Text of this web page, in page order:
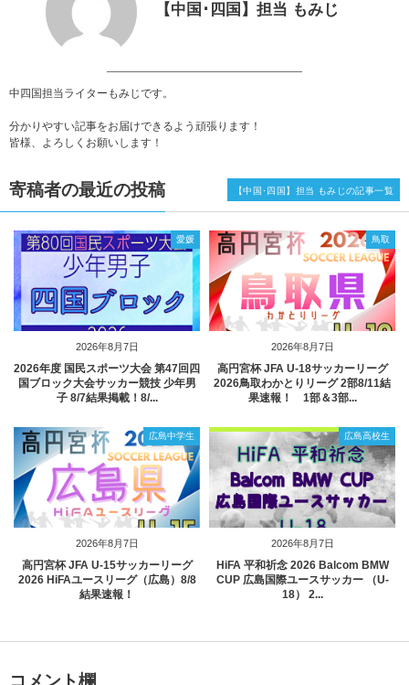
【中国･四国】担当 もみじ
中四国担当ライターもみじです。
分かりやすい記事をお届けできるよう頑張ります！
皆様、よろしくお願いします！
寄稿者の最近の投稿
2026年8月7日
愛媛
2026年度 国民スポーツ大会 第47回四
国ブロック大会サッカー競技 少年男
子 8/7結果掲載！8/...
2026年8月7日
鳥取
高円宮杯 JFA U-18サッカーリーグ
2026鳥取わかとりリーグ 2部8/11結
果速報！ 1部＆3部...
2026年8月7日
広島中学生
高円宮杯 JFA U-15サッカーリーグ
2026 HiFAユースリーグ（広島）8/8
結果速報！
2026年8月7日
広島高校生
HiFA 平和祈念 2026 Balcom BMW
CUP 広島国際ユースサッカー （U-
18） 2...
【中国･四国】担当 もみじの記事一覧
コメント欄